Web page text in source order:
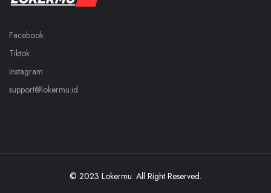
Facebook
Tiktok
Instagram
support@lokermu.id
© 2023 Lokermu. All Right Reserved.